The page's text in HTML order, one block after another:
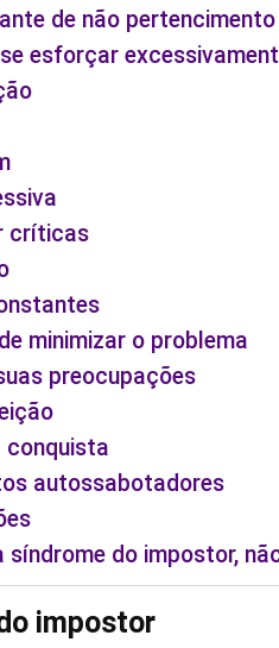
de não pertencimento
esforçar
críticas
minimizar o problema
preocupações
autossabotadores
síndrome do impostor,
impostor